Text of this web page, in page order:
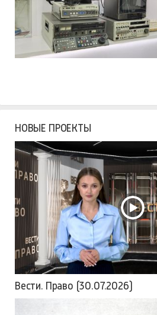
НОВЫЕ ПРОЕКТЫ
Вести. Право (30.07.2026)